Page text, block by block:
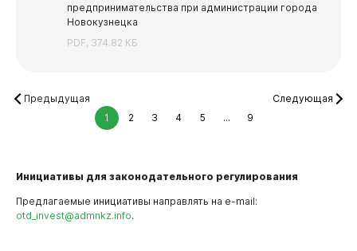
предпринимательства при администрации города
Новокузнецка
PDF, 374.82 КБ
Предыдущая
1
2 3 4 5 ... 9
Следующая
Инициативы для законодательного регулирования
Предлагаемые инициативы направлять на e-mail:
otd_invest@admnkz.info.